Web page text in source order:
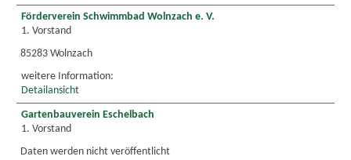
Förderverein Schwimmbad Wolnzach e. V.
1. Vorstand
85283 Wolnzach
weitere Information:
Detailansicht
Gartenbauverein Eschelbach
1. Vorstand
Daten werden nicht veröffentlicht